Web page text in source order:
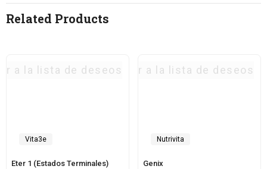
Related Products
Vita3e
a la lista de deseos
Eter 1 (Estados Terminales)
Nutrivita
Agregar a la lista de deseos
Genix